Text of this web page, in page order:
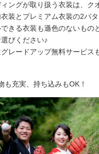
ングが取り扱う衣装は、ク
装とプレミアム衣装の2パ
きる衣装も遜色のないもの
びください♪
レードアップ無料サービス
も充実、持ち込みもOK！